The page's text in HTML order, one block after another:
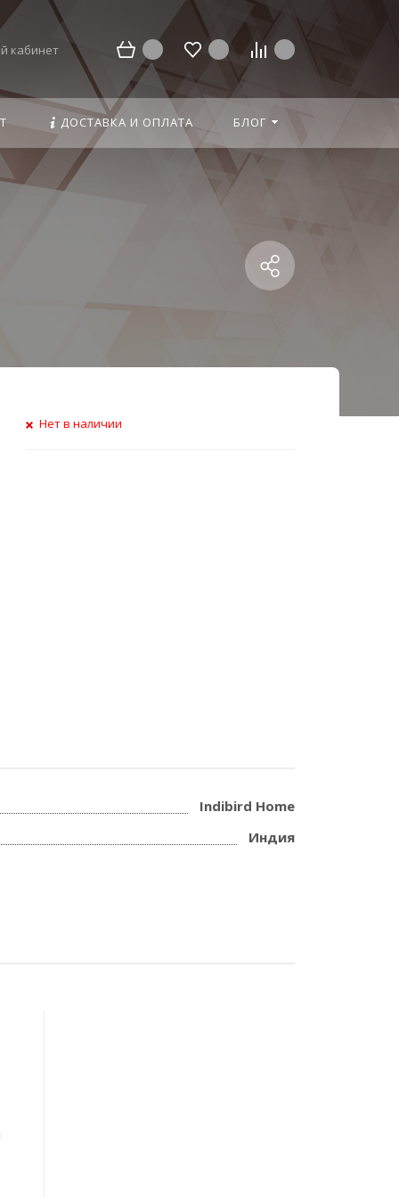
кабинет
ДОСТАВКА И ОПЛАТА БЛОГ
Нет в наличии
Indibird Home
Индия